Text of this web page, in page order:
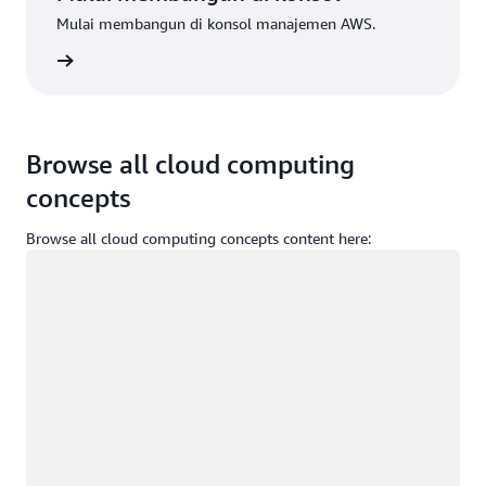
Mulai membangun di konsol manajemen AWS.
Browse all cloud computing
concepts
Browse all cloud computing concepts content here: